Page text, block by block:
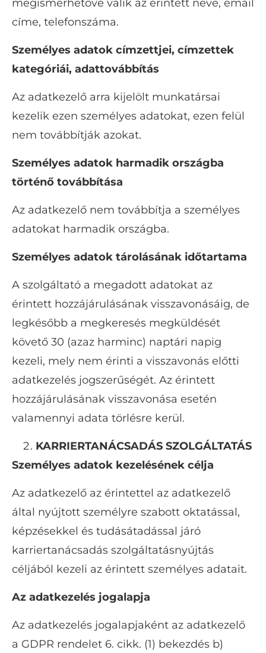
megismerhetővé válik az érintett neve, email
címe, telefonszáma.
Személyes adatok címzettjei, címzettek
kategóriái, adattovábbítás
Az adatkezelő arra kijelölt munkatársai
kezelik ezen személyes adatokat, ezen felül
nem továbbítják azokat.
Személyes adatok harmadik országba
történő továbbítása
Az adatkezelő nem továbbítja a személyes
adatokat harmadik országba.
Személyes adatok tárolásának időtartama
A szolgáltató a megadott adatokat az
érintett hozzájárulásának visszavonásáig, de
legkésőbb a megkeresés megküldését
követő 30 (azaz harminc) naptári napig
kezeli, mely nem érinti a visszavonás előtti
adatkezelés jogszerűségét. Az érintett
hozzájárulásának visszavonása esetén
valamennyi adata törlésre kerül.
KARRIERTANÁCSADÁS SZOLGÁLTATÁS
Személyes adatok kezelésének célja
Az adatkezelő az érintettel az adatkezelő
által nyújtott személyre szabott oktatással,
képzésekkel és tudásátadással járó
karriertanácsadás szolgáltatásnyújtás
céljából kezeli az érintett személyes adatait.
Az adatkezelés jogalapja
Az adatkezelés jogalapjaként az adatkezelő
a GDPR rendelet 6. cikk. (1) bekezdés b)